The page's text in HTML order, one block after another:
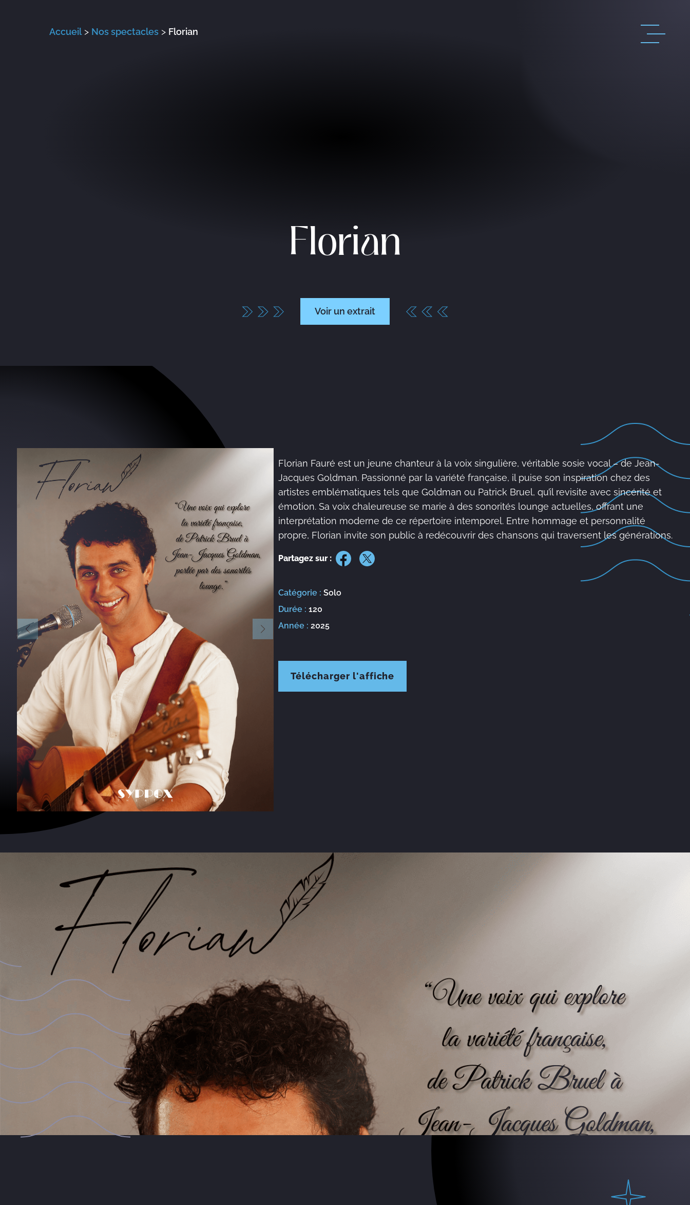
Accueil> Nos spectacles > Florian
Florian
Voir un extrait
Florian Fauré est un jeune chanteur à la voix singulière, véritable sosie vocal – de Jean-
Jacques Goldman. Passionné par la variété française, il puise son inspiration chez des
artistes emblématiques tels que Goldman ou Patrick Bruel, qu’il revisite avec sincérité et
émotion. Sa voix chaleureuse se marie à des sonorités lounge actuelles, offrant une
interprétation moderne de ce répertoire intemporel. Entre hommage et personnalité
propre, Florian invite son public à redécouvrir des chansons qui traversent les générations.
Partagez sur :
Catégorie :Solo
Durée :120
Année :2025
Télécharger l'affiche